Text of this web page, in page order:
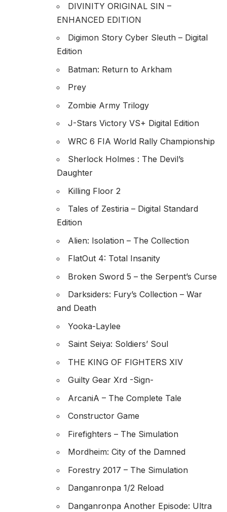
DIVINITY ORIGINAL SIN –
ENHANCED EDITION
Digimon Story Cyber Sleuth – Digital
Edition
Batman: Return to Arkham
Prey
Zombie Army Trilogy
J-Stars Victory VS+ Digital Edition
WRC 6 FIA World Rally Championship
Sherlock Holmes : The Devil’s
Daughter
Killing Floor 2
Tales of Zestiria – Digital Standard
Edition
Alien: Isolation – The Collection
FlatOut 4: Total Insanity
Broken Sword 5 – the Serpent’s Curse
Darksiders: Fury’s Collection – War
and Death
Yooka-Laylee
Saint Seiya: Soldiers’ Soul
THE KING OF FIGHTERS XIV
Guilty Gear Xrd -Sign-
ArcaniA – The Complete Tale
Constructor Game
Firefighters – The Simulation
Mordheim: City of the Damned
Forestry 2017 – The Simulation
Danganronpa 1/2 Reload
Danganronpa Another Episode: Ultra